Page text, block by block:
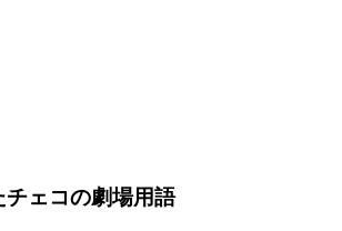
チェコの劇場用語